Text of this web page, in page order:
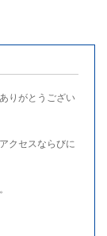
りがとうござい
クセスならびに